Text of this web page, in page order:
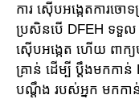
ការ ស៊ើបអង្កេតការចោ
ប្រសិនបើ DFEH ទទួល
ស៊ើបអង្កេត ហើយ ពាក្
គ្រាន់ ដើម្បី ប្តឹងមកក
បណ្តឹង របស់អ្នក មកកា